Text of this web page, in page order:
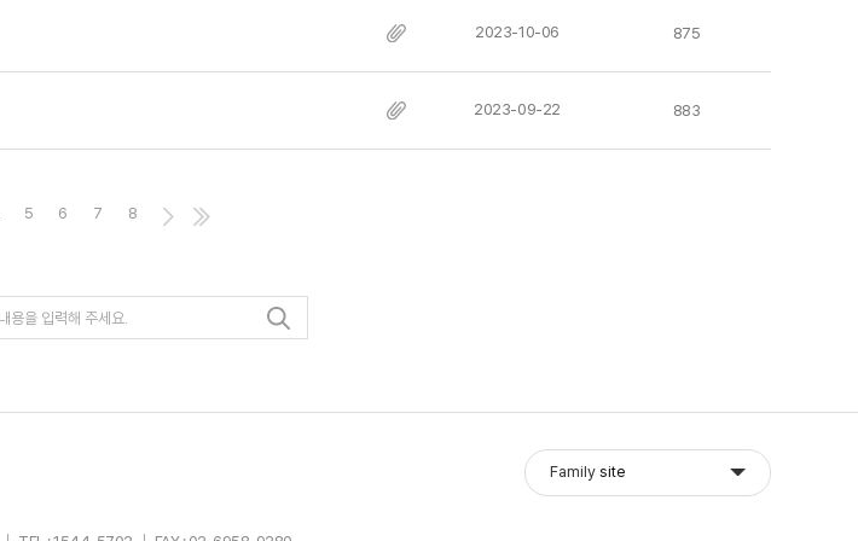
2023-10-06 875
2023-09-22 883
5 6 7 8
Family site